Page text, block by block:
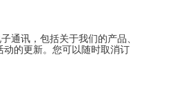
通讯，包括关于我们的产品、
动的更新。您可以随时取消订